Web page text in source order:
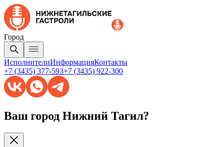
Город
ИсполнителиИнформацияКонтакты
+7 (3435) 377-593+7 (3435) 922-300
Ваш город Нижний Тагил?